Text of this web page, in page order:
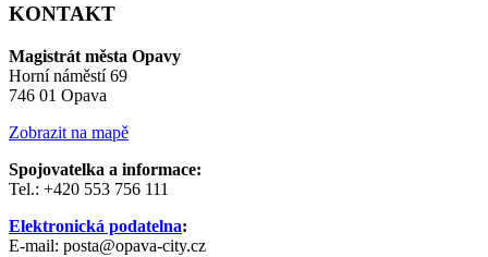
KONTAKT
Magistrát města Opavy
Horní náměstí 69
746 01 Opava
Zobrazit na mapě
Spojovatelka a informace:
Tel.: +420 553 756 111
Elektronická podatelna:
E-mail: posta@opava-city.cz